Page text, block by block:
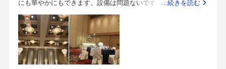
るのではないかと思います。格式あるホテルならではの重厚感
と安心感があり、伝統的で落ち着いた結婚式を希望する方には
非常に適した会場だと感じました。館内全体に品のある雰囲気
が漂っており、特別な一日をしっかりとした形で迎えられる点
が魅力です。また、チャペルは天井が高くステンドグラスも美
しく、神聖で印象的な挙式が叶えられる空間でした。披露宴会
す！
親切丁寧。レスポンスが早く、前例がないことにも柔軟に対応
していただいた。プランナーさんの対応も、当日関わってくだ
さるスタッフの方のサービスも素晴らしかったです。全て早め
早めに余裕を持って準備することをお勧めします。
にも華やかにもできます。設備は問題ないです。雰囲気おこ゛
そか落ち着いた、広くも狭くもできます。メインの宴会場の絨
毯は赤です。照明もきれいです。和ですが洋にも変化できま
す。和装の方には特におすすめではありますが、洋装も全く問
題ないです。中洲川端駅から濡れずに移動できます。チャペル
の横の庭はあまり現実感なく良いです。上品さ、クラシカル
…続きを読む